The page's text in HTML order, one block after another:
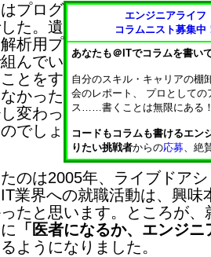
エンジニアライフ
コラムニスト募集中
あなたも＠ITでコラムを書い
自分のスキル・キャリアの棚
会のレポート、 プロとしての
ス……書くことは無限にある
コードもコラムも書けるエン
りたい挑戦者からの応募、絶
プログ
た。遺
析用プ
んでい
とをす
かった
変わっ
でしょ
のは2005年、ライブドアシ
業界への就職活動は、興味
たと思います。ところが、
「医者になるか、エンジ
ようになりました。